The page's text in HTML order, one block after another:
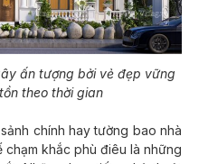
ấn tượng bởi vẻ đẹp vững
theo thời gian
chính hay tường bao nhà
chạm khắc phù điêu là những